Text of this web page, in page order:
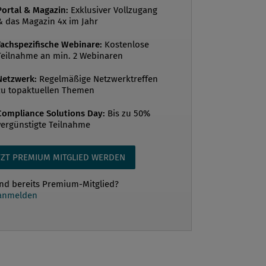
Märkte und Geschäftsmodelle
im Raum, ob die bestehenden
Instrumentarien (Kartellverbot
überhaupt noch geeignet
sind, um Wettbewerb in diesen
sicherzustellen. Der deutsche G...
& Magazin: Exklusiver Vollzugang
das Magazin 4x im Jahr
Webinare: Kostenlose
an min. 2 Webinaren
Regelmäßige Netzwerktreffen
topaktuellen Themen
Solutions Day: Bis zu 50%
Teilnahme
PREMIUM MITGLIED WERDEN
bereits Premium-Mitglied?